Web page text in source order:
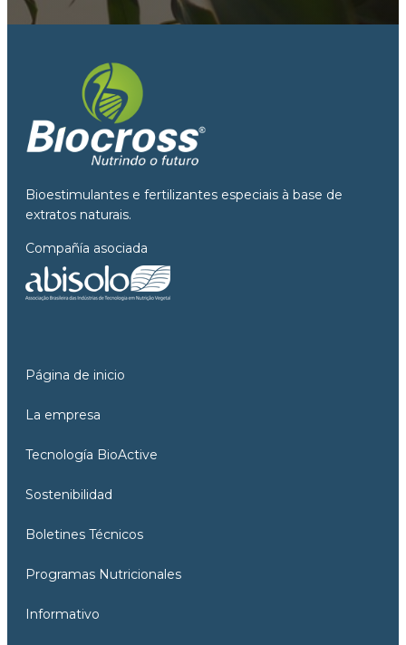
Bioestimulantes e fertilizantes especiais à base de
extratos naturais.
Compañía asociada
Página de inicio
La empresa
Tecnología BioActive
Sostenibilidad
Boletines Técnicos
Programas Nutricionales
Informativo